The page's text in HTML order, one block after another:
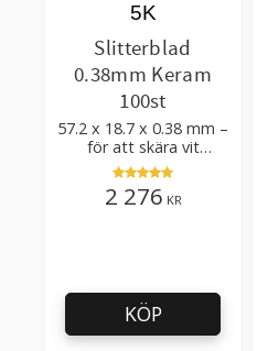
Slitterblad
0.38mm Keram
100st
57.2 x 18.7 x 0.38 mm –
för att skära vit
plastfilm med tillsatser
5K
2 276 KR
KÖP